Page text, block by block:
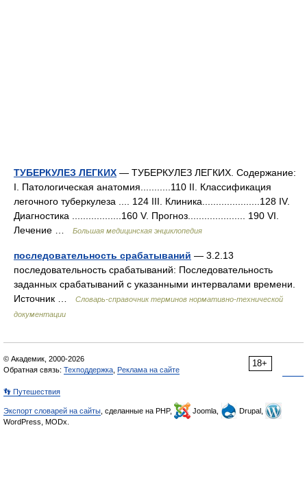
ТУБЕРКУЛЕЗ ЛЕГКИХ — ТУБЕРКУЛЕЗ ЛЕГКИХ. Содержание:
I. Патологическая анатомия...........110 II. Классификация
легочного туберкулеза .... 124 III. Клиника.....................128 IV.
Диагностика ..................160 V. Прогноз..................... 190 VІ.
Лечение …
Большая медицинская энциклопедия
последовательность срабатываний — 3.2.13
последовательность срабатываний: Последовательность
заданных срабатываний с указанными интервалами времени.
Источник …
Словарь-справочник терминов нормативно-технической
документации
18+
© Академик, 2000-2026
Обратная связь: Техподдержка Реклама на сайте
👣 Путешествия
Экспорт словарей на сайты , сделанные на PHP, Joomla,
Drupal,
WordPress, MODx.